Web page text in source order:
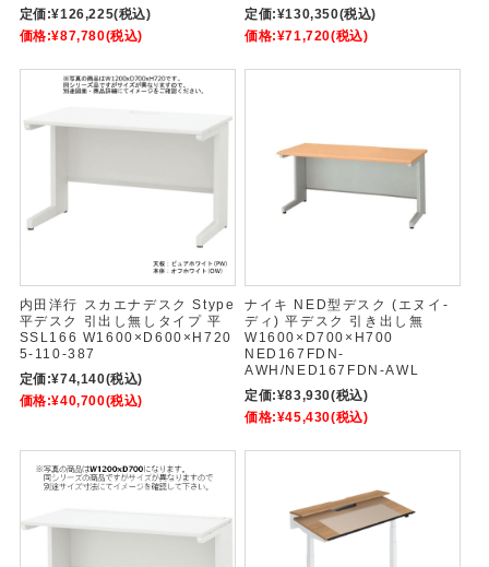
定価:¥126,225(税込)
価格:¥87,780(税込)
定価:¥130,350(税込)
価格:¥71,720(税込)
内田洋行 スカエナデスク Stype
平デスク 引出し無しタイプ 平
SSL166 W1600×D600×H720
5-110-387
定価:¥74,140(税込)
価格:¥40,700(税込)
ナイキ NED型デスク (エヌイ-
ディ) 平デスク 引き出し無
W1600×D700×H700
NED167FDN-
AWH/NED167FDN-AWL
定価:¥83,930(税込)
価格:¥45,430(税込)